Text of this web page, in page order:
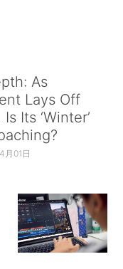
As
Lays Off
Its ‘Winter’
月01日